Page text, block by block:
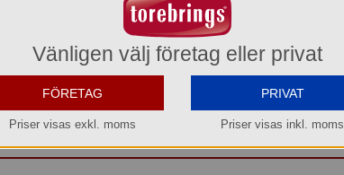
0,65kr/meter
Beställningsbar senare
Vänligen välj företag eller privat
FÖRETAG
Priser visas exkl. moms
PRIVAT
Priser visas inkl. moms